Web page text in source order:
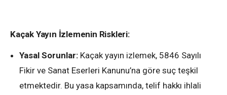
Kaçak Yayın İzlemenin Riskleri:
Yasal Sorunlar: Kaçak yayın izlemek, 5846 Sayılı
Fikir ve Sanat Eserleri Kanunu’na göre suç teşkil
etmektedir. Bu yasa kapsamında, telif hakkı ihlali